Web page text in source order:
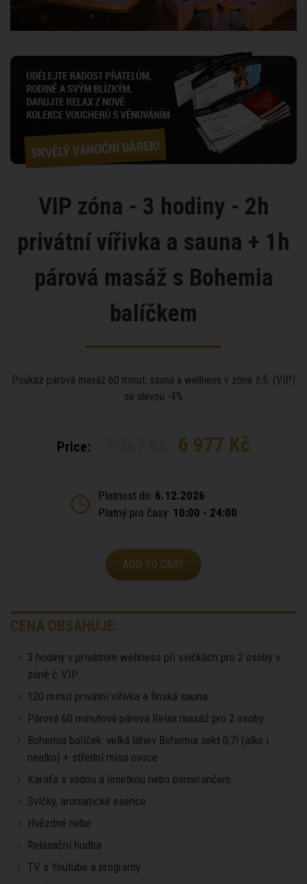
VIP zóna - 3 hodiny - 2h
privátní vířivka a sauna + 1h
párová masáž s Bohemia
balíčkem
Poukaz párová masáž 60 minut, sauna a wellness v zóně č.5. (VIP)
se slevou -4%
Price: 6 977 Kč
Platnost do: 6.12.2026
Platný pro časy: 10:00 - 24:00
ADD TO CART
CENA OBSAHUJE:
3 hodiny v privátním wellness při svíčkách pro 2 osoby v
zóně č.VIP
120 minut privátní vířivka a finská sauna
Párová 60 minutová párová Relax masáž pro 2 osoby
Bohemia balíček: velká láhev Bohemia sekt 0,7l (alko i
nealko) + střední mísa ovoce
Karafa s vodou a limetkou nebo pomerančem
Svíčky, aromatické esence
Hvězdné nebe
Relaxační hudba
TV s Youtube a programy